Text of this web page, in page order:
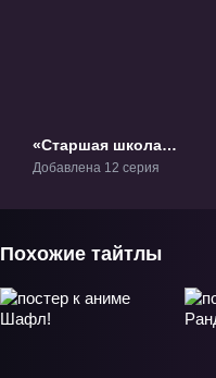
«Старшая школа
DxD» ТВ-1
Добавлена 12 серия
Похожие тайтлы